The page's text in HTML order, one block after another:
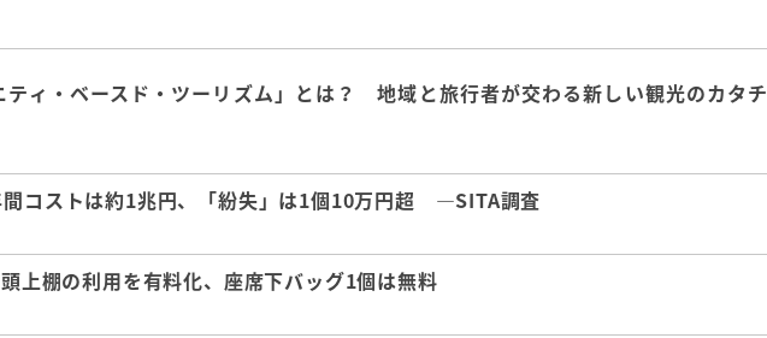
ティ・ベースド・ツーリズム」とは？ 地域と旅行者が交わる新しい観光のカタチ
間コストは約1兆円、「紛失」は1個10万円超 ―SITA調査
上棚の利用を有料化、座席下バッグ1個は無料